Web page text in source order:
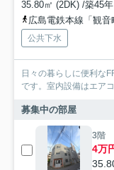
35.80㎡ (2DK) /築45
広島電鉄本線「観
公共下水
日々の暮らしに便利な
です。室内設備はエア
募集中の部屋
3階
4万